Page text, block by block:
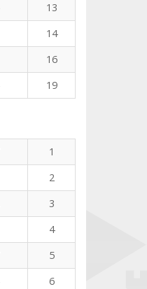
13
14
16
19
1
2
3
4
5
6